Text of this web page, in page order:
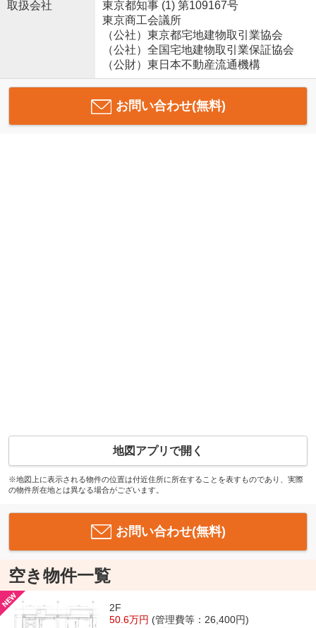
取扱会社
東京都知事 (1) 第109167号
東京商工会議所
（公社）東京都宅地建物取引業協会
（公社）全国宅地建物取引業保証協会
（公財）東日本不動産流通機構
お問い合わせ(無料)
地図アプリで開く
※地図上に表示される物件の位置は付近住所に所在することを表すものであり、実際
の物件所在地とは異なる場合がございます。
お問い合わせ(無料)
空き物件一覧
2F
50.6万円 (管理費等：26,400円)